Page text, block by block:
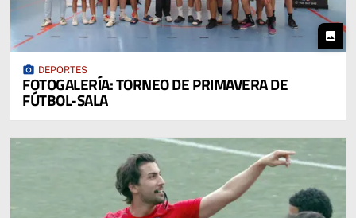
photo
photo_camera DEPORTES
FOTOGALERÍA: TORNEO DE PRIMAVERA DE
FÚTBOL-SALA